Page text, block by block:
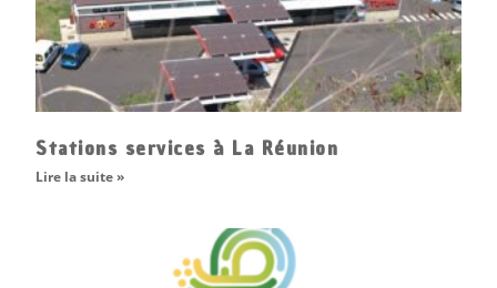
Stations services à La Réunion
Lire la suite »